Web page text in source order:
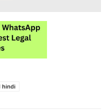
hindi